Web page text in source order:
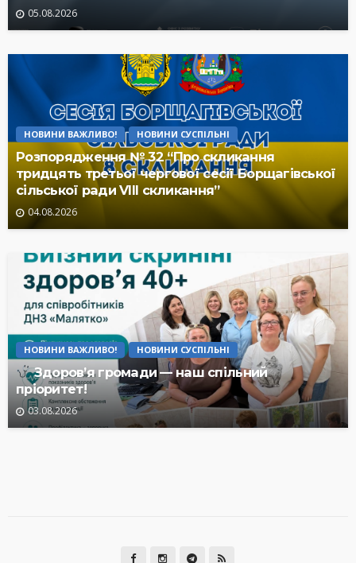
05.08.2026
НОВИНИ ВАЖЛИВО! НОВИНИ СУСПІЛЬНІ
Розпорядження № 32 “Про скликання
тридцять третьої чергової сесії Борщагівської
сільської ради VIII скликання”
04.08.2026
НОВИНИ ВАЖЛИВО! НОВИНИ СУСПІЛЬНІ
Здоров’я громади — наш спільний
пріоритет!
03.08.2026